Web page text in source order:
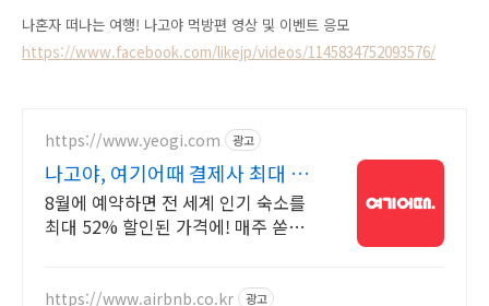
나혼자 떠나는 여행! 나고야 먹방편 영상 및 이벤트 응모
https://www.facebook.com/likejp/videos/1145834752093576/
https://www.yeogi.com 광고
나고야, 여기어때 결제사 최대 2
만원 추가할인
8월에 예약하면 전 세계 인기 숙소를
최대 52% 할인된 가격에! 매주 쏟아
https://www.airbnb.co.kr 광고